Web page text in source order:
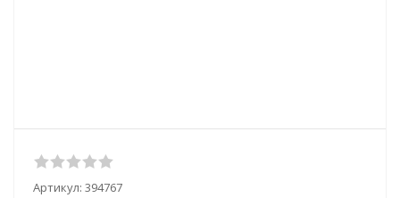
Артикул: 394767